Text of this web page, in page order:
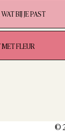
©
BIJ JE PAST
FLEUR